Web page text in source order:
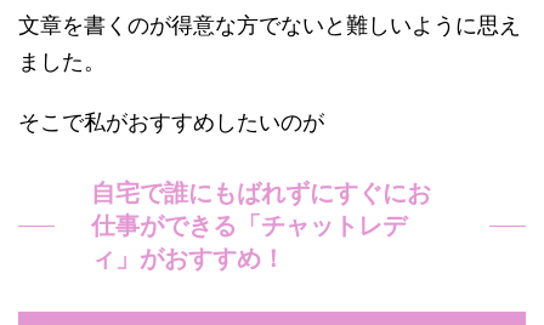
文章を書くのが得意な方でないと難しいように思え
ました。
そこで私がおすすめしたいのが
自宅で誰にもばれずにすぐにお
仕事ができる「チャットレデ
ィ」がおすすめ！